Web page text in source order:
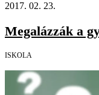
2017. 02. 23.
Megalázzák a
ISKOLA